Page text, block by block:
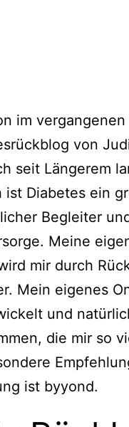
im
von
seit Längerem
ist Diabetes ein
Begleiter
Meine
mir durch
Mein eigenes
und
die mir so
ist byyond.